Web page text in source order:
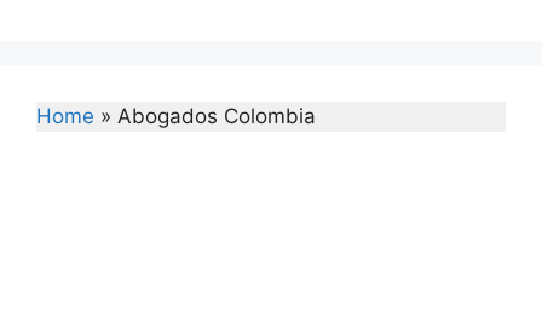
Home » Abogados Colombia